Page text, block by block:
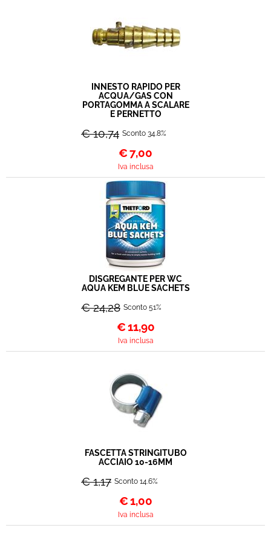
INNESTO RAPIDO PER
ACQUA/GAS CON
PORTAGOMMA A SCALARE
E PERNETTO
€ 10,74 Sconto 34.8%
€7,00
Iva inclusa
DISGREGANTE PER WC
AQUA KEM BLUE SACHETS
€ 24,28 Sconto 51%
€11,90
Iva inclusa
FASCETTA STRINGITUBO
ACCIAIO 10-16MM
€ 1,17 Sconto 14.6%
€1,00
Iva inclusa